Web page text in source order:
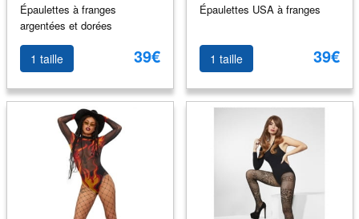
Épaulettes à franges
argentées et dorées
1 taille 39€
Épaulettes USA à franges
1 taille 39€